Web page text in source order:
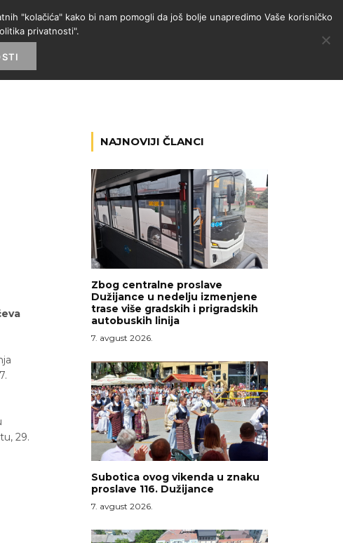
KATEGORIJE
29.
NAJNOVIJI ČLANCI
Zbog centralne proslave
Dužijance u nedelju izmenjene
trase više gradskih i prigradskih
autobuskih linija
7. avgust 2026.
Subotica ovog vikenda u znaku
proslave 116. Dužijance
7. avgust 2026.
"kolačića" kako bi nam pomogli da još bolje unapredimo Vaše korisničko
privatnosti".